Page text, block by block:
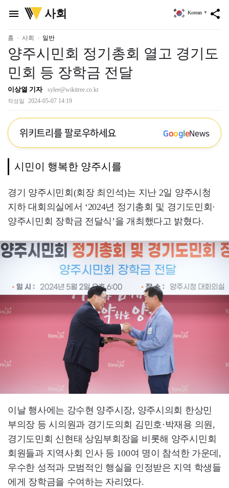
menu
위
키
리
사회 share
Korean ▼
홈 사회 일반
양주시민회 정기총회 열고 경기도
민회 등 장학금 전달
이상열 기자 sylee@wikitree.co.kr
작성일 2024-05-07 14:19
위키트리를 팔로우하세요 GoogleNews
시민이 행복한 양주시를
경기 양주시민회(회장 최인석)는 지난 2일 양주시청
지하 대회의실에서 ‘2024년 정기총회 및 경기도민회·
양주시민회 장학금 전달식’을 개최했다고 밝혔다.
이날 행사에는 강수현 양주시장, 양주시의회 한상민
부의장 등 시의원과 경기도의회 김민호·박재용 의원,
경기도민회 신현태 상임부회장을 비롯해 양주시민회
회원들과 지역사회 인사 등 100여 명이 참석한 가운데,
우수한 성적과 모범적인 행실을 인정받은 지역 학생들
에게 장학금을 수여하는 자리였다.